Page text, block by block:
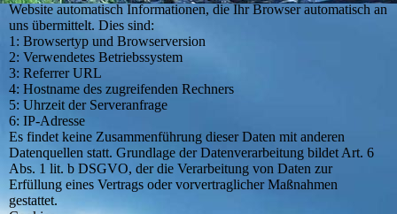
Website automatisch Informationen, die Ihr Browser automatisch an
uns übermittelt. Dies sind:
1: Browsertyp und Browserversion
2: Verwendetes Betriebssystem
3: Referrer URL
4: Hostname des zugreifenden Rechners
5: Uhrzeit der Serveranfrage
6: IP-Adresse
Es findet keine Zusammenführung dieser Daten mit anderen
Datenquellen statt. Grundlage der Datenverarbeitung bildet Art. 6
Abs. 1 lit. b DSGVO, der die Verarbeitung von Daten zur
Erfüllung eines Vertrags oder vorvertraglicher Maßnahmen
gestattet.